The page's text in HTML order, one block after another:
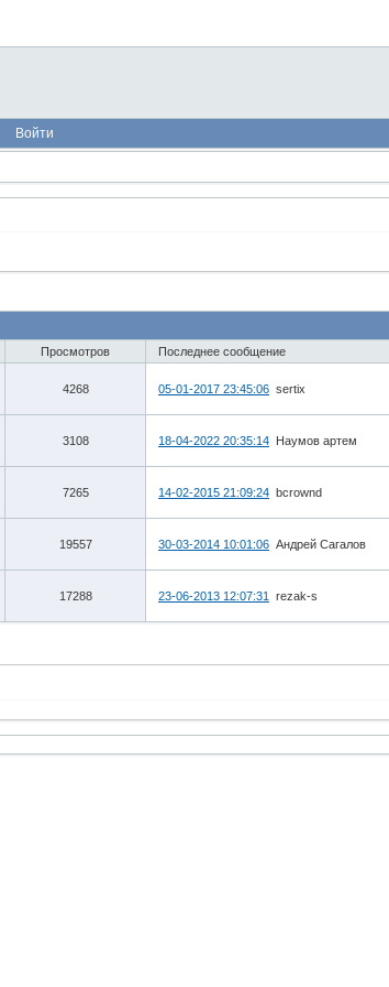
Войти
Просмотров Последнее сообщение
4268 05-01-2017 23:45:06 sertix
3108 18-04-2022 20:35:14 Наумов артем
7265 14-02-2015 21:09:24 bcrownd
19557 30-03-2014 10:01:06 Андрей Сагалов
17288 23-06-2013 12:07:31 rezak-s